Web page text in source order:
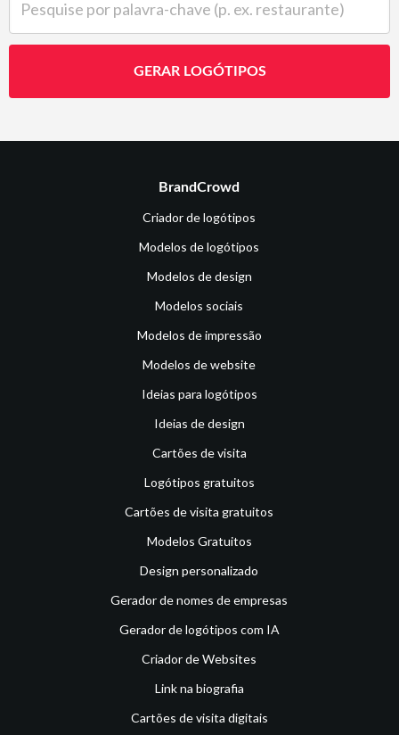
GERAR LOGÓTIPOS
BrandCrowd
Criador de logótipos
Modelos de logótipos
Modelos de design
Modelos sociais
Modelos de impressão
Modelos de website
Ideias para logótipos
Ideias de design
Cartões de visita
Logótipos gratuitos
Cartões de visita gratuitos
Modelos Gratuitos
Design personalizado
Gerador de nomes de empresas
Gerador de logótipos com IA
Criador de Websites
Link na biografia
Cartões de visita digitais